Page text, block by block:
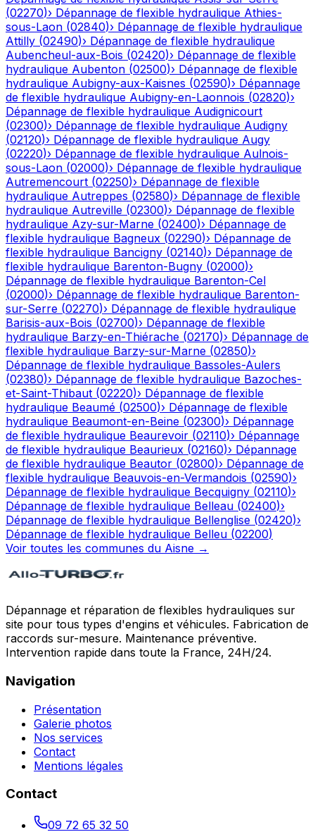
(02270)› Dépannage de flexible hydraulique Athies-
sous-Laon (02840)› Dépannage de flexible hydraulique
Attilly (02490)› Dépannage de flexible hydraulique
Aubencheul-aux-Bois (02420)› Dépannage de flexible
hydraulique Aubenton (02500)› Dépannage de flexible
hydraulique Aubigny-aux-Kaisnes (02590)› Dépannage
de flexible hydraulique Aubigny-en-Laonnois (02820)›
Dépannage de flexible hydraulique Audignicourt
(02300)› Dépannage de flexible hydraulique Audigny
(02120)› Dépannage de flexible hydraulique Augy
(02220)› Dépannage de flexible hydraulique Aulnois-
sous-Laon (02000)› Dépannage de flexible hydraulique
Autremencourt (02250)› Dépannage de flexible
hydraulique Autreppes (02580)› Dépannage de flexible
hydraulique Autreville (02300)› Dépannage de flexible
hydraulique Azy-sur-Marne (02400)› Dépannage de
flexible hydraulique Bagneux (02290)› Dépannage de
flexible hydraulique Bancigny (02140)› Dépannage de
flexible hydraulique Barenton-Bugny (02000)›
Dépannage de flexible hydraulique Barenton-Cel
(02000)› Dépannage de flexible hydraulique Barenton-
sur-Serre (02270)› Dépannage de flexible hydraulique
Barisis-aux-Bois (02700)› Dépannage de flexible
hydraulique Barzy-en-Thiérache (02170)› Dépannage de
flexible hydraulique Barzy-sur-Marne (02850)›
Dépannage de flexible hydraulique Bassoles-Aulers
(02380)› Dépannage de flexible hydraulique Bazoches-
et-Saint-Thibaut (02220)› Dépannage de flexible
hydraulique Beaumé (02500)› Dépannage de flexible
hydraulique Beaumont-en-Beine (02300)› Dépannage
de flexible hydraulique Beaurevoir (02110)› Dépannage
de flexible hydraulique Beaurieux (02160)› Dépannage
de flexible hydraulique Beautor (02800)› Dépannage de
flexible hydraulique Beauvois-en-Vermandois (02590)›
Dépannage de flexible hydraulique Becquigny (02110)›
Dépannage de flexible hydraulique Belleau (02400)›
Dépannage de flexible hydraulique Bellenglise (02420)›
Dépannage de flexible hydraulique Belleu (02200)
Voir toutes les communes du Aisne →
Dépannage et réparation de flexibles hydrauliques sur
site pour tous types d'engins et véhicules. Fabrication de
raccords sur-mesure. Maintenance préventive.
Intervention rapide dans toute la France, 24H/24.
Navigation
Présentation
Galerie photos
Nos services
Contact
Mentions légales
Contact
09 72 65 32 50